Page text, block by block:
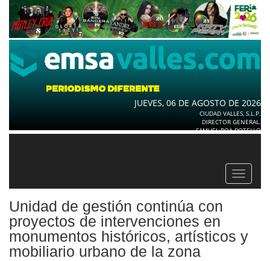
JUEVES, 06 DE AGOSTO DE 2026
CIUDAD VALLES, S.L.P.
DIRECTOR GENERAL.
SAMUEL ROA BOTELLO
Toggle
Unidad de gestión continúa con
proyectos de intervenciones en
monumentos históricos, artísticos y
mobiliario urbano de la zona